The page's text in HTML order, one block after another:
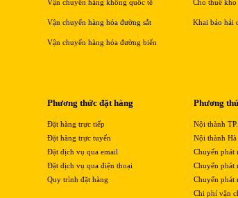
Vận chuyển hàng không quốc tế
Vận chuyển hàng hóa đường sắt
Vận chuyển hàng hóa đường biển
Cho thuê kho
Khai báo hải
Phương thức đặt hàng
Đặt hàng trực tiếp
Đặt hàng trực tuyến
Đặt dịch vụ qua email
Đặt dịch vụ qua điện thoại
Quy trình đặt hàng
Phương
Nội thành
Nội thành Hà
Chuyển phát
Chuyển phát
Chuyển phát
Chi phí vận